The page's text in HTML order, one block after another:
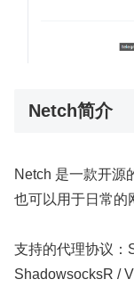
Netch简介
Netch 是一款开源
也可以用于日常的
支持的代理协议：
ShadowsocksR /